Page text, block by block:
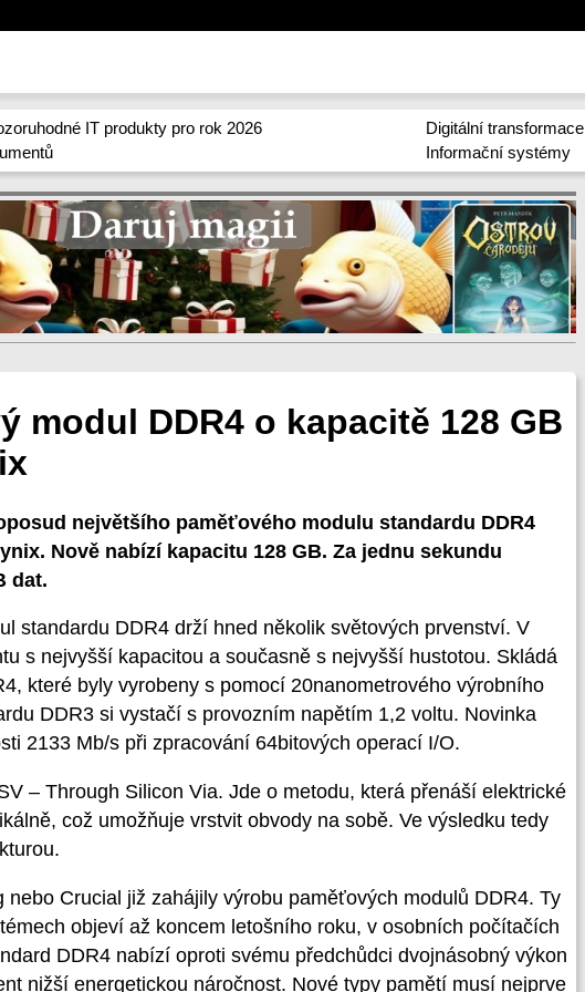
IT produkty pro rok 2026
Digitální transformace
Informační systémy
modul DDR4 o kapacitě 128 GB
největšího paměťového modulu standardu DDR4
Nově nabízí kapacitu 128 GB. Za jednu sekundu
dat.
standardu DDR4 drží hned několik světových prvenství. V
s nejvyšší kapacitou a současně s nejvyšší hustotou. Skládá
které byly vyrobeny s pomocí 20nanometrového výrobního
DDR3 si vystačí s provozním napětím 1,2 voltu. Novinka
2133 Mb/s při zpracování 64bitových operací I/O.
– Through Silicon Via. Jde o metodu, která přenáší elektrické
což umožňuje vrstvit obvody na sobě. Ve výsledku tedy
nebo Crucial již zahájily výrobu paměťových modulů DDR4. Ty
objeví až koncem letošního roku, v osobních počítačích
DDR4 nabízí oproti svému předchůdci dvojnásobný výkon
nižší energetickou náročnost. Nové typy pamětí musí nejprve